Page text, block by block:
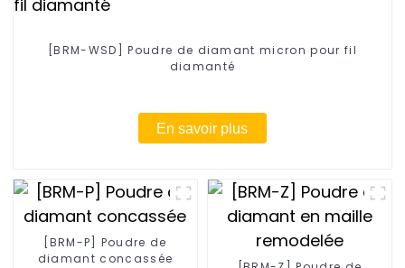
[BRM-WSD] Poudre de diamant micron pour fil
diamanté
En savoir plus
[BRM-P] Poudre de
diamant concassée